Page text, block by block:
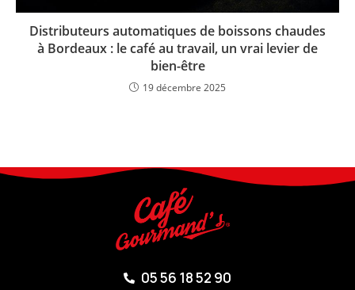
Distributeurs automatiques de boissons chaudes
à Bordeaux : le café au travail, un vrai levier de
bien-être
19 décembre 2025
05 56 18 52 90